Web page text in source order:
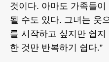
것이다. 아마도 가족들
될 수도 있다. 그녀는 웃
를 시작하고 싶지만 쉽
한 것만 반복하기 쉽다.”